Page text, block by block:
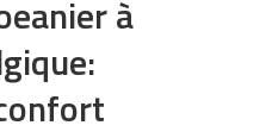
à